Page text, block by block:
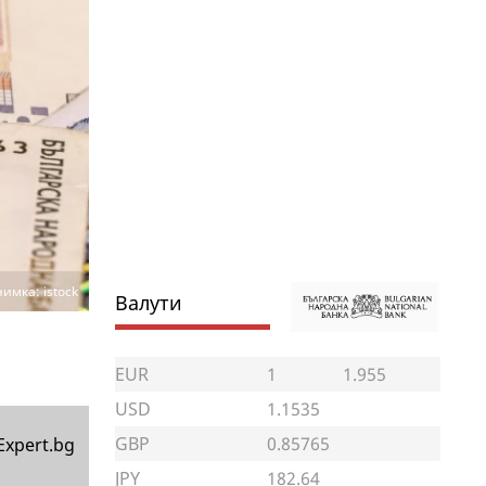
istock Валути
EUR 1
1.955
USD
1.1535
GBP
0.85765
JPY
182.64